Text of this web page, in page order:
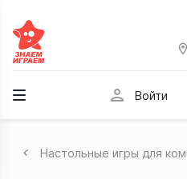
room
person Войти
Настольные игры для